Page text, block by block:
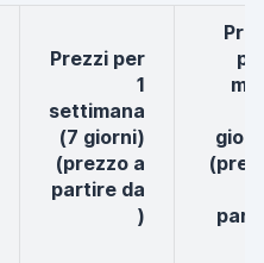
Prezzi per
1
settimana
(7 giorni)
(prezzo a
partire da
)
Prezzi